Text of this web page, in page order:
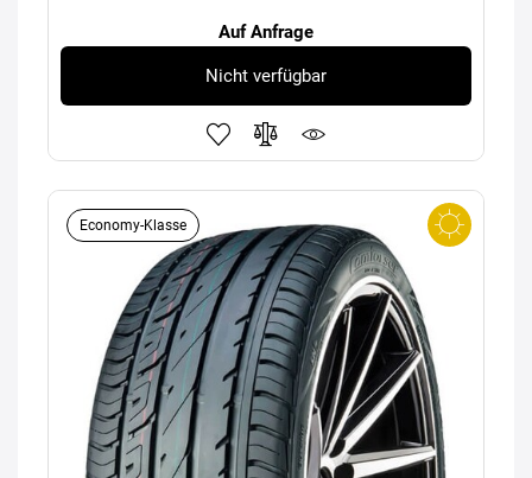
Auf Anfrage
Nicht verfügbar
Economy-Klasse